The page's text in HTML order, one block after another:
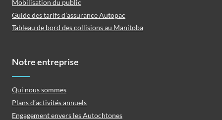
Mobilisation du public
Guide des tarifs d’assurance Autopac
Tableau de bord des collisions au Manitoba
Notre entreprise
Qui nous sommes
Plans d’activités annuels
Engagement envers les Autochtones